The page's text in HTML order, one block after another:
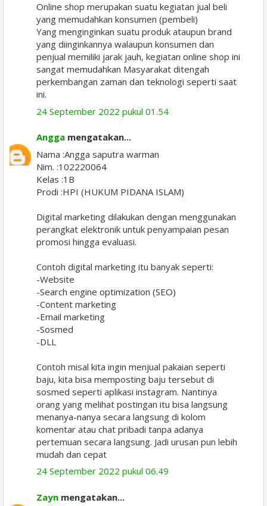
Online shop merupakan suatu kegiatan jual beli
yang memudahkan konsumen (pembeli)
Yang menginginkan suatu produk ataupun brand
yang diinginkannya walaupun konsumen dan
penjual memiliki jarak jauh, kegiatan online shop ini
sangat memudahkan Masyarakat ditengah
perkembangan zaman dan teknologi seperti saat
ini.
24 September 2022 pukul 01.54
Angga mengatakan...
Nama :Angga saputra warman
Nim. :102220064
Kelas :1B
Prodi :HPI (HUKUM PIDANA ISLAM)
Digital marketing dilakukan dengan menggunakan
perangkat elektronik untuk penyampaian pesan
promosi hingga evaluasi.
Contoh digital marketing itu banyak seperti:
-Website
-Search engine optimization (SEO)
-Content marketing
-Email marketing
-Sosmed
-DLL
Contoh misal kita ingin menjual pakaian seperti
baju, kita bisa memposting baju tersebut di
sosmed seperti aplikasi instagram. Nantinya
orang yang melihat postingan itu bisa langsung
menanya-nanya secara langsung di kolom
komentar atau chat pribadi tanpa adanya
pertemuan secara langsung. Jadi urusan pun lebih
mudah dan cepat
24 September 2022 pukul 06.49
Zayn mengatakan...